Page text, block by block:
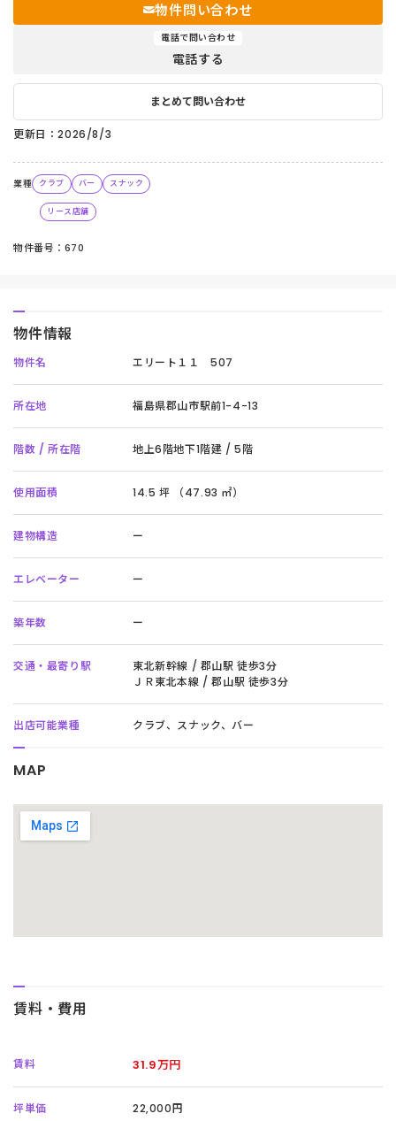
物件問い合わせ
電話で問い合わせ
電話する
まとめて問い合わせ
更新日：2026/8/3
業種 クラブ バー スナック
リース店舗
物件番号：670
物件情報
物件名 エリート１１ 507
所在地 福島県郡山市駅前1-4-13
階数 / 所在階 地上6階地下1階建 / 5階
使用面積 14.5 坪 （47.93 ㎡）
建物構造 ー
エレベーター ー
築年数 ー
交通・最寄り駅
東北新幹線 / 郡山駅 徒歩3分
ＪＲ東北本線 / 郡山駅 徒歩3分
出店可能業種 クラブ、スナック、バー
MAP
賃料・費用
賃料 31.9万円
坪単価 22,000円